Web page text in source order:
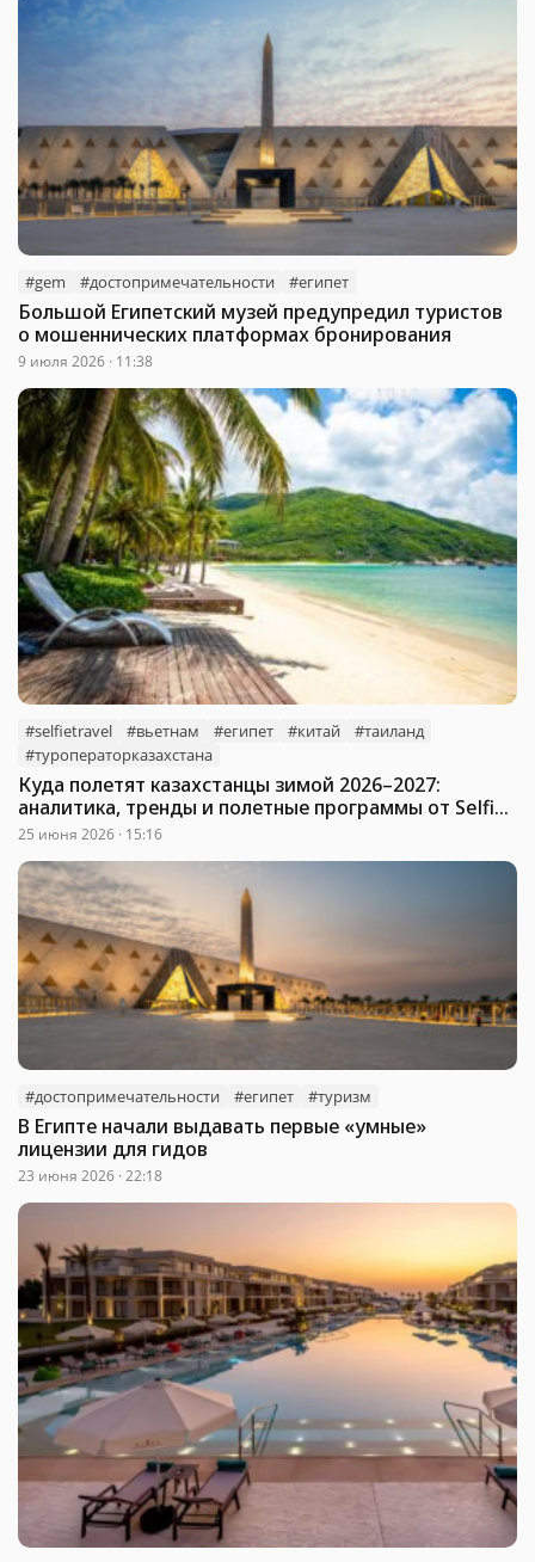
#gem #достопримечательности #египет
Большой Египетский музей предупредил туристов
о мошеннических платформах бронирования
9 июля 2026 · 11:38
#selfietravel #вьетнам #египет #китай
#таиланд
#туроператорказахстана
Куда полетят казахстанцы зимой 2026–2027:
аналитика, тренды и полетные программы от Selfie
Travel
25 июня 2026 · 15:16
#достопримечательности #египет #туризм
В Египте начали выдавать первые «умные»
лицензии для гидов
23 июня 2026 · 22:18